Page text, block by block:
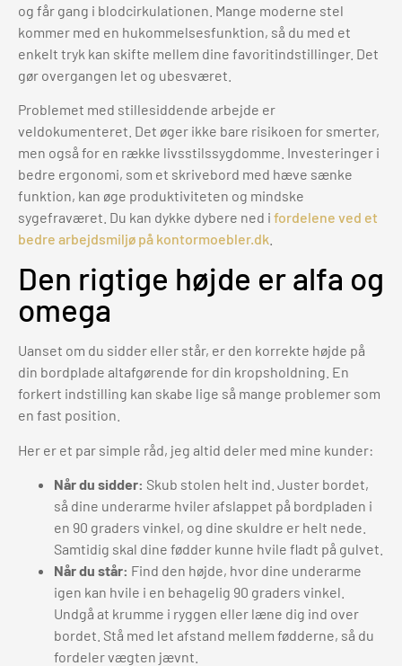
og får gang i blodcirkulationen. Mange moderne stel
kommer med en hukommelsesfunktion, så du med et
enkelt tryk kan skifte mellem dine favoritindstillinger. Det
gør overgangen let og ubesværet.
Problemet med stillesiddende arbejde er
veldokumenteret. Det øger ikke bare risikoen for smerter,
men også for en række livsstilssygdomme. Investeringer i
bedre ergonomi, som et skrivebord med hæve sænke
funktion, kan øge produktiviteten og mindske
sygefraværet. Du kan dykke dybere ned i fordelene ved et
bedre arbejdsmiljø på kontormoebler.dk
Den rigtige højde er alfa og
omega
Uanset om du sidder eller står, er den korrekte højde på
din bordplade altafgørende for din kropsholdning. En
forkert indstilling kan skabe lige så mange problemer som
en fast position.
Her er et par simple råd, jeg altid deler med mine kunder:
Når du sidder: Skub stolen helt ind. Juster bordet,
så dine underarme hviler afslappet på bordpladen i
en 90 graders vinkel, og dine skuldre er helt nede.
Samtidig skal dine fødder kunne hvile fladt på gulvet.
Når du står: Find den højde, hvor dine underarme
igen kan hvile i en behagelig 90 graders vinkel.
Undgå at krumme i ryggen eller læne dig ind over
bordet. Stå med let afstand mellem fødderne, så du
fordeler vægten jævnt.